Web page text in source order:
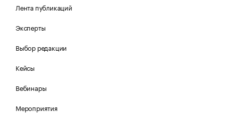
Лента публикаций
Эксперты
Выбор редакции
Кейсы
Вебинары
Мероприятия